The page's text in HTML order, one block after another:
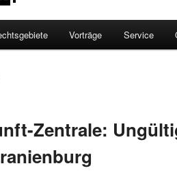
Vorträge Service
Zentrale: